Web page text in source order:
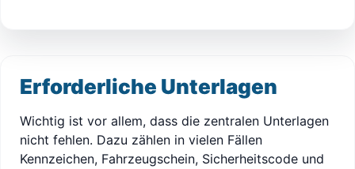
Erforderliche Unterlagen
Wichtig ist vor allem, dass die zentralen Unterlagen
nicht fehlen. Dazu zählen in vielen Fällen
Kennzeichen, Fahrzeugschein, Sicherheitscode und